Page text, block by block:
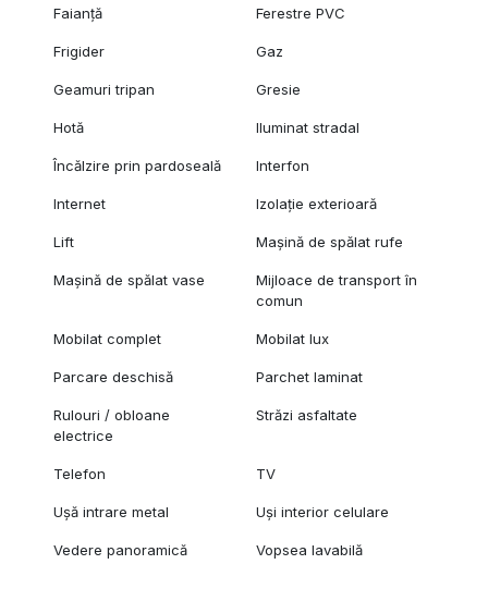
Faianță Ferestre PVC
Frigider Gaz
Geamuri tripan Gresie
Hotă Iluminat stradal
Încălzire prin pardoseală Interfon
Internet Izolație exterioară
Lift Mașină de spălat rufe
Mașină de spălat vase
Mijloace de transport în
comun
Mobilat complet Mobilat lux
Parcare deschisă Parchet laminat
Rulouri / obloane
electrice
Străzi asfaltate
Telefon TV
Ușă intrare metal Uși interior celulare
Vedere panoramică Vopsea lavabilă